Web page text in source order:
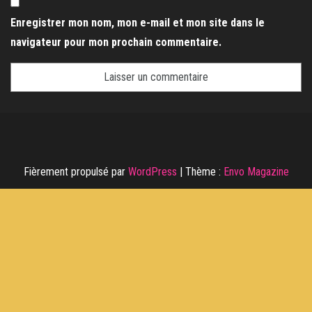
Enregistrer mon nom, mon e-mail et mon site dans le
navigateur pour mon prochain commentaire.
Fièrement propulsé par WordPress | Thème : Envo Magazine